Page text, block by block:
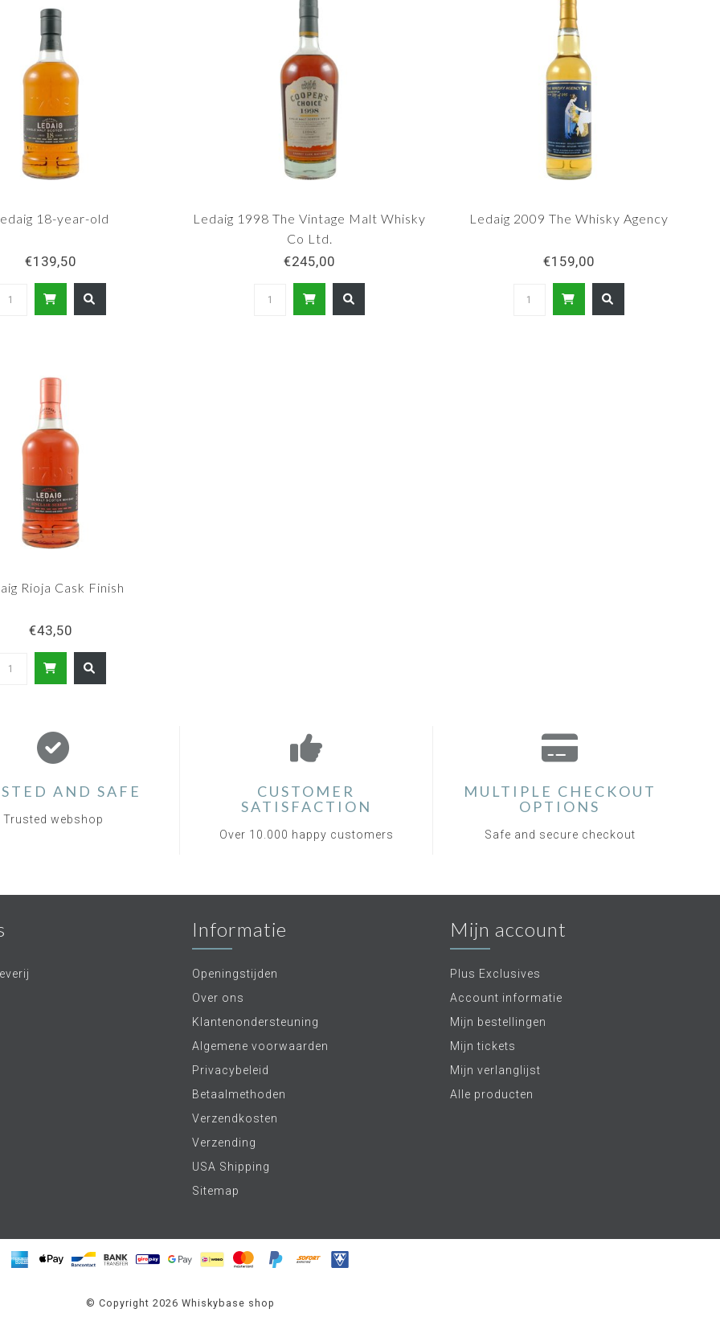
18-year-old
€139,50
Ledaig 1998 The Vintage Malt Whisky
Co Ltd.
€245,00
Ledaig 2009 The Whisky Agency
€159,00
Rioja Cask Finish
€43,50
AND SAFE
Trusted webshop
CUSTOMER
SATISFACTION
Over 10.000 happy customers
MULTIPLE CHECKOUT
OPTIONS
Safe and secure checkout
Informatie
Openingstijden
Over ons
Klantenondersteuning
Algemene voorwaarden
Privacybeleid
Betaalmethoden
Verzendkosten
Verzending
USA Shipping
Sitemap
Mijn account
Plus Exclusives
Account informatie
Mijn bestellingen
Mijn tickets
Mijn verlanglijst
Alle producten
© Copyright 2026 Whiskybase shop